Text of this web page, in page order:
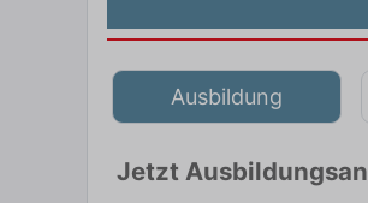
Ausbildung
Jetzt